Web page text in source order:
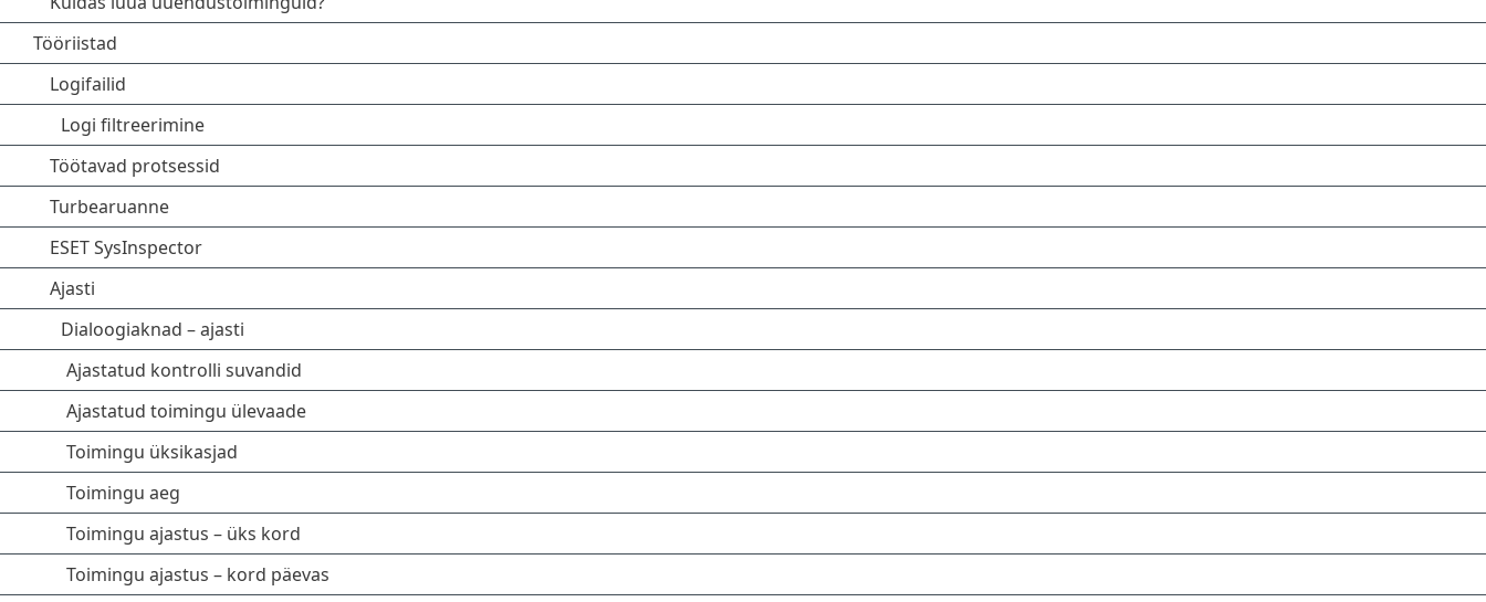
Tööriistad
Logifailid
Logi filtreerimine
Töötavad protsessid
Turbearuanne
ESET SysInspector
Ajasti
Dialoogiaknad – ajasti
Ajastatud kontrolli suvandid
Ajastatud toimingu ülevaade
Toimingu üksikasjad
Toimingu aeg
Toimingu ajastus – üks kord
Toimingu ajastus – kord päevas